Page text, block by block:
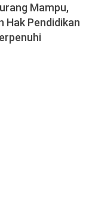
Mampu,
Hak Pendidikan